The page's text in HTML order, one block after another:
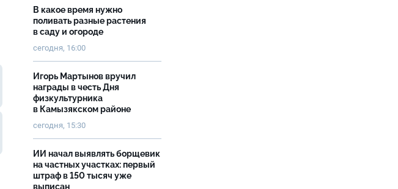
В какое время нужно
поливать разные растения
в саду и огороде
сегодня, 16:00
Игорь Мартынов вручил
награды в честь Дня
физкультурника
в Камызякском районе
сегодня, 15:30
ИИ начал выявлять борщевик
на частных участках: первый
штраф в 150 тысяч уже
выписан